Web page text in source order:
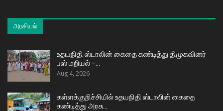
அரசியல்
உதயநிதி ஸ்டாலின் கைதை கண்டித்து திமுகவினர்
பஸ் மறியல் –…
Aug 4, 2026
கள்ளக்குறிச்சியில் உதயநிதி ஸ்டாலின் கைதை
கண்டித்து அரசு…